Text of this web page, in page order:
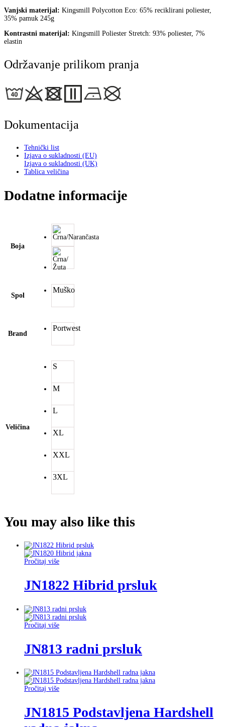
Vanjski materijal: Kingsmill Polycotton Eco: 65% reciklirani poliester,
35% pamuk 245g
Kontrastni materijal: Kingsmill Poliester Stretch: 93% poliester, 7%
elastin
Održavanje prilikom pranja
Dokumentacija
Tehnički list
Izjava o sukladnosti (EU)
Izjava o sukladnosti (UK)
Tablica veličina
Dodatne informacije
Boja
Spol
Muško
Brand
Portwest
Veličina
S
M
L
XL
XXL
3XL
You may also like this
Pročitaj više
JN1822 Hibrid prsluk
Pročitaj više
JN813 radni prsluk
Pročitaj više
JN1815 Podstavljena Hardshell